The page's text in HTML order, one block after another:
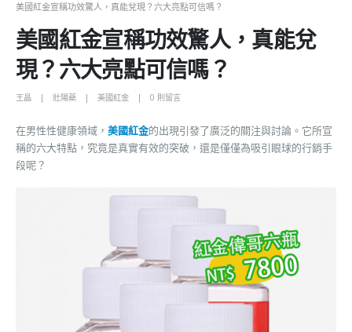
美國紅金宣稱功效驚人，真能兌現？六大亮點可信嗎？
美國紅金宣稱功效驚人，真能兌
現？六大亮點可信嗎？
王晶 壯陽藥 美國紅金 0 則留言
在男性性健康領域， 美國紅金的出現引發了廣泛的關注與討論。它所宣
稱的六大特點，究竟是真實有效的突破，還是僅僅為吸引眼球的行銷手
段呢？